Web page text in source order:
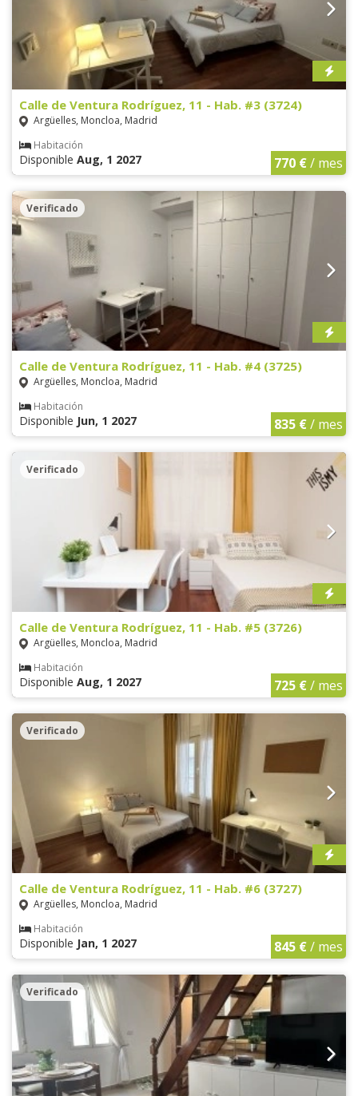
Calle de Ventura Rodríguez, 11 - Hab. #3 (3724)
Argüelles, Moncloa, Madrid
Habitación
Disponible Aug, 1 2027 770 €/ mes
Verificado
Calle de Ventura Rodríguez, 11 - Hab. #4 (3725)
Argüelles, Moncloa, Madrid
Habitación
Disponible Jun, 1 2027 835 €/ mes
Verificado
Calle de Ventura Rodríguez, 11 - Hab. #5 (3726)
Argüelles, Moncloa, Madrid
Habitación
Disponible Aug, 1 2027 725 €/ mes
Verificado
Calle de Ventura Rodríguez, 11 - Hab. #6 (3727)
Argüelles, Moncloa, Madrid
Habitación
Disponible Jan, 1 2027 845 €/ mes
Verificado